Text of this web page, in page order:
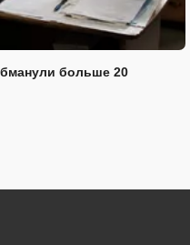
больше 20